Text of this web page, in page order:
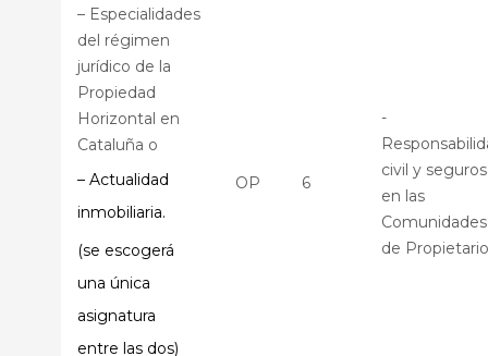
– Especialidades
del régimen
jurídico de la
Propiedad
Horizontal en
Cataluña o
– Actualidad
inmobiliaria.
(se escogerá
una única
asignatura
entre las dos)
OP 6
-
civil y seguros
en las
Comunidades
de